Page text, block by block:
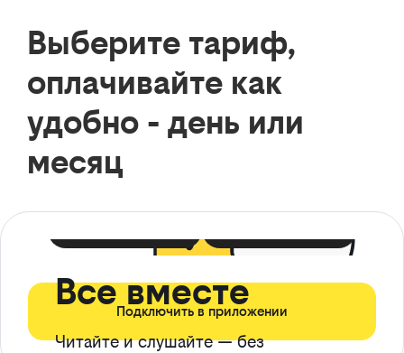
Выберите тариф,
оплачивайте как
удобно - день или
месяц
Все вместе
Читайте и слушайте — без
Подключить в приложении